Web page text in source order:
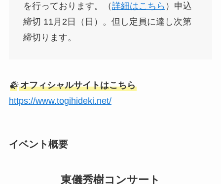
を行っております。（詳細はこちら ）申込
締切 11月2日（日）。但し定員に達し次第
締切ります。
? オフィシャルサイトはこちら
https://www.togihideki.net/
イベント概要
東儀秀樹コンサート